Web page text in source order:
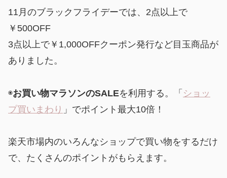
11月のブラックフライデーでは、2点以上で
￥500OFF
3点以上で￥1,000OFFクーポン発行など目玉商品が
ありました。
◉お買い物マラソンのSALEを利用する。「 ショッ
プ買いまわり 」でポイント最大10倍！
楽天市場内のいろんなショップで買い物をするだけ
で、たくさんのポイントがもらえます。